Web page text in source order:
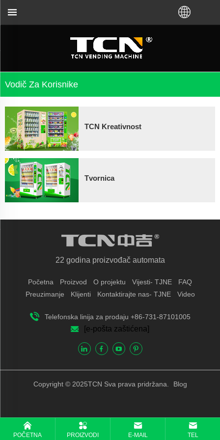
Vodič Za Korisnike
TCN Kreativnost
Tvornica
22 godina proizvođač automata
Početna Proizvod O projektu Vijesti- TJNE
FAQ
Preuzimanje
Klijenti Kontaktirajte nas- TJNE Video
Telefonska linija za prodaju +86-731-87101005
[e-pošta zaštićena]
Copyright © 2025TCN Sva prava pridržana. Blog
POČETNA PROIZVODI E-MAIL TEL
za smjernice za automat za prodaju i